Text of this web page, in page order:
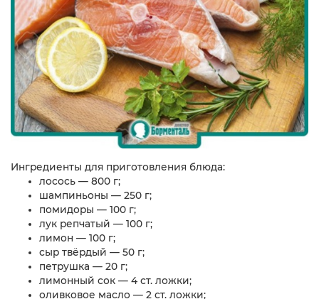
Ингредиенты для приготовления блюда:
лосось — 800 г;
шампиньоны — 250 г;
помидоры — 100 г;
лук репчатый — 100 г;
лимон — 100 г;
сыр твёрдый — 50 г;
петрушка — 20 г;
лимонный сок — 4 ст. ложки;
оливковое масло — 2 ст. ложки;